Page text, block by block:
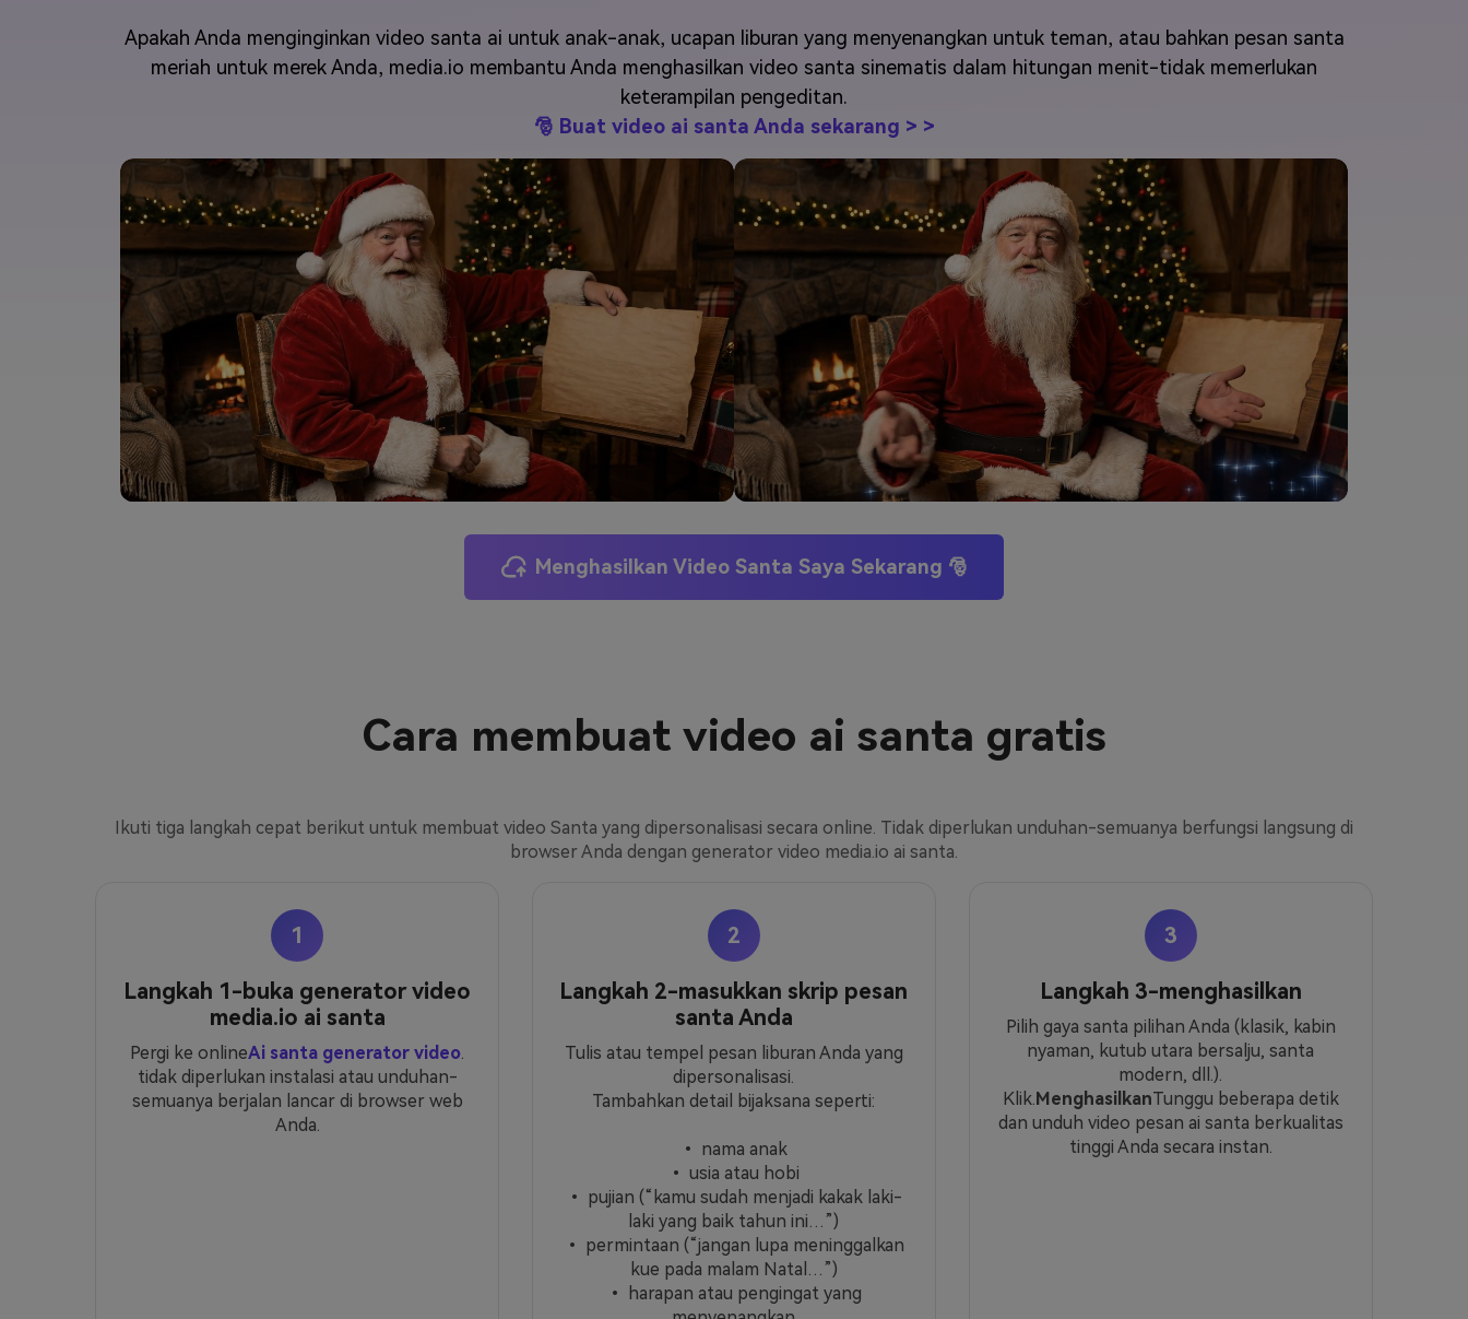
Find More Solutions >>
Apakah Anda menginginkan video santa ai untuk anak-anak, ucapan liburan yang menyenangkan untuk teman, atau bahkan pesan santa
meriah untuk merek Anda, media.io membantu Anda menghasilkan video santa sinematis dalam hitungan menit-tidak memerlukan
keterampilan pengeditan.
🎅 Buat video ai santa Anda sekarang > >
Menghasilkan Video Santa Saya Sekarang 🎅
Cara membuat video ai santa gratis
Ikuti tiga langkah cepat berikut untuk membuat video Santa yang dipersonalisasi secara online. Tidak diperlukan unduhan-semuanya berfungsi langsung di
browser Anda dengan generator video media.io ai santa.
1
Langkah 1-buka generator video
media.io ai santa
Pergi ke onlineAi santa generator video.
tidak diperlukan instalasi atau unduhan-
semuanya berjalan lancar di browser web
Anda.
2
Langkah 2-masukkan skrip pesan
santa Anda
Tulis atau tempel pesan liburan Anda yang
dipersonalisasi.
Tambahkan detail bijaksana seperti:
• nama anak
• usia atau hobi
• pujian (“kamu sudah menjadi kakak laki-
laki yang baik tahun ini…”)
• permintaan (“jangan lupa meninggalkan
kue pada malam Natal…”)
• harapan atau pengingat yang
3
Langkah 3-menghasilkan
Pilih gaya santa pilihan Anda (klasik, kabin
nyaman, kutub utara bersalju, santa
modern, dll.).
Klik.MenghasilkanTunggu beberapa detik
dan unduh video pesan ai santa berkualitas
tinggi Anda secara instan.